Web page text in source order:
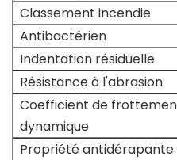
Classement incendie
Antibactérien
Indentation résiduelle
Résistance à l'abrasion
Coefficient de
dynamique
Propriété antidérapante